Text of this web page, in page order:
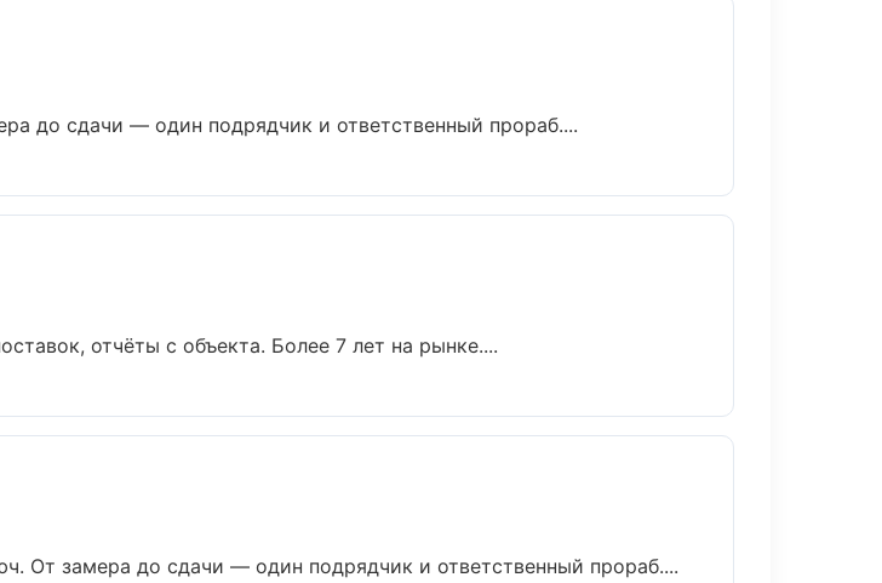
до сдачи — один подрядчик и ответственный прораб....
отчёты с объекта. Более 7 лет на рынке....
От замера до сдачи — один подрядчик и ответственный прораб....